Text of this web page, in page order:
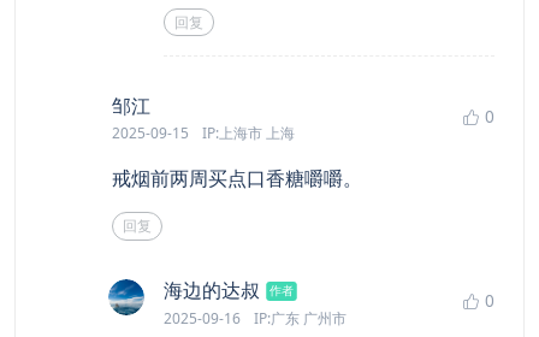
回复
0
邹江
2025-09-15 IP:上海市 上海
戒烟前两周买点口香糖嚼嚼。
回复
0
海边的达叔says:
作者
2025-09-16 IP:广东 广州市